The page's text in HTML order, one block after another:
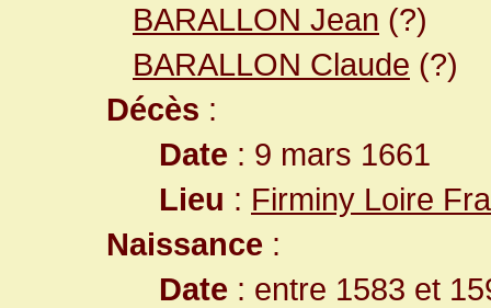
BARALLON Jean (?)
BARALLON Claude (?)
Décès :
Date : 9 mars 1661
Lieu : Firminy Loire
Naissance :
Date : entre 1583 et